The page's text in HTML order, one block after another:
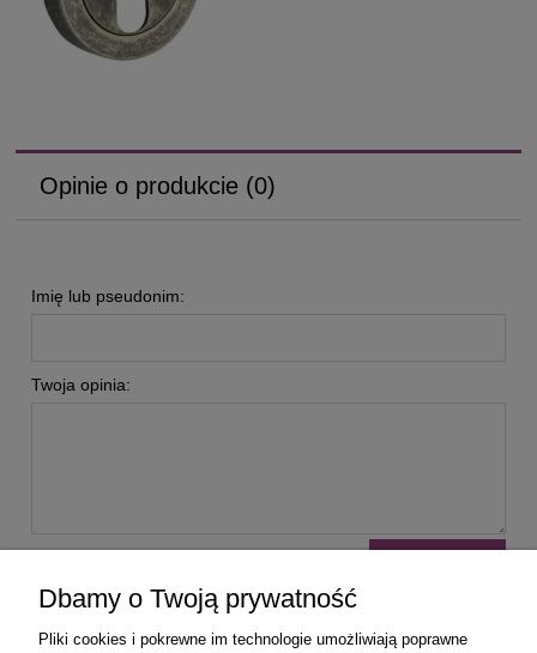
Opinie o produkcie (0)
Imię lub pseudonim:
Twoja opinia:
Dbamy o Twoją prywatność
Pliki cookies i pokrewne im technologie umożliwiają poprawne